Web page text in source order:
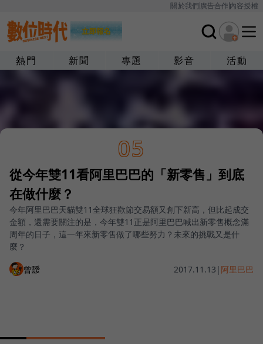
關於我們廣告合作內容授權
熱門 新聞 專題 影音 活動
05
從今年雙11看阿里巴巴的「新零售」到底
在做什麼？
今年阿里巴巴天貓雙11全球狂歡節交易額又創下新高，但比起成交
金額，還需要關注的是，今年雙11正是阿里巴巴喊出新零售概念滿
周年的日子，這一年來新零售做了哪些努力？未來的挑戰又是什
麼？
曾靉 2017.11.13 | 阿里巴巴